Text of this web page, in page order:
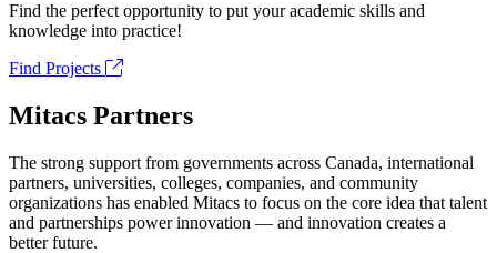
Find the perfect opportunity to put your academic skills and
knowledge into practice!
Find Projects
Mitacs Partners
The strong support from governments across Canada, international
partners, universities, colleges, companies, and community
organizations has enabled Mitacs to focus on the core idea that talent
and partnerships power innovation — and innovation creates a
better future.